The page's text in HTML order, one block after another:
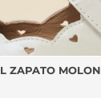
ZAPATO MOLON